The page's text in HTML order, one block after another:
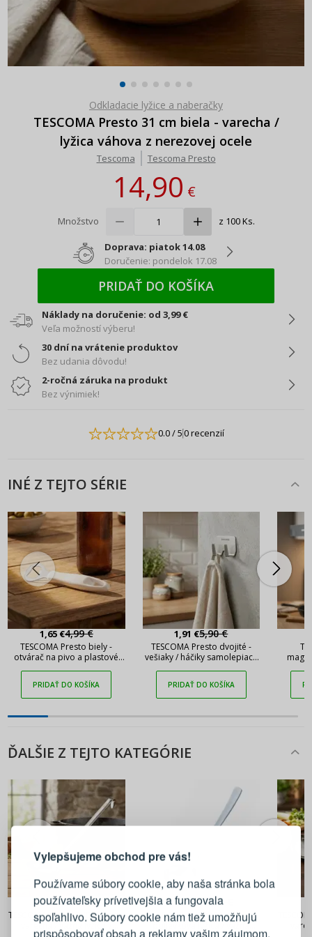
Vylepšujeme obchod pre vás!
Používame súbory cookie, aby naša stránka bola
používateľsky prívetivejšia a fungovala
spoľahlivo. Súbory cookie nám tiež umožňujú
prispôsobovať obsah a reklamy vašim záujmom.
Odkladacie lyžice a naberačky
TESCOMA Presto 31 cm biela - varecha /
lyžica váhova z nerezovej ocele
Tescoma Tescoma Presto
14,90€
Množstvo z 100 Ks.
Doprava: piatok 14.08
Doručenie: pondelok 17.08
PRIDAŤ DO KOŠÍKA
Náklady na doručenie: od 3,99 €
Veľa možností výberu!
30 dní na vrátenie produktov
Bez udania dôvodu!
2-ročná záruka na produkt
Bez výnimiek!
0.0/ 50 recenzií
INÉ Z TEJTO SÉRIE
1,65 €4,99 €
TESCOMA Presto biely -
otvárač na pivo a plastové
PRIDAŤ DO KOŠÍKA
1,91 €5,90 €
TESCOMA Presto dvojité -
vešiaky / háčiky samolepiace
PRIDAŤ DO KOŠÍKA
ĎALŠIE Z TEJTO KATEGÓRIE
13,90 €
TESCOMA GrandCHEF 35 cm -
varecha / vážna lyžica z
17,56 €32,90 €
ROESLE V600 25 ml -
polievková lyžica / vážna
PRIHLÁSENIE REGISTRÁCIA
Prihláste sa k svojmu účtu